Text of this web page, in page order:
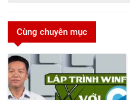
Cùng chuyên mục